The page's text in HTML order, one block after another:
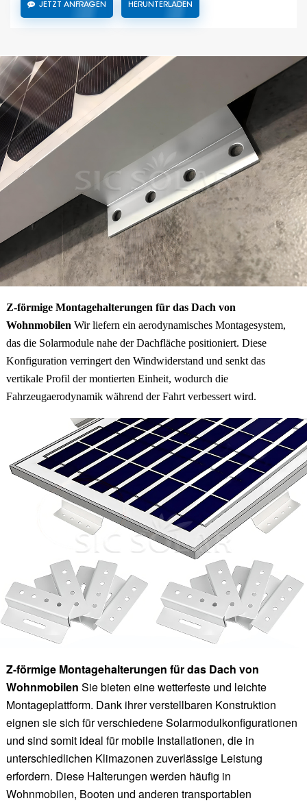
JETZT ANFRAGEN HERUNTERLADEN
Z-förmige Montagehalterungen für das Dach von
Wohnmobilen Wir liefern ein aerodynamisches Montagesystem,
das die Solarmodule nahe der Dachfläche positioniert. Diese
Konfiguration verringert den Windwiderstand und senkt das
vertikale Profil der montierten Einheit, wodurch die
Fahrzeugaerodynamik während der Fahrt verbessert wird.
Z-förmige Montagehalterungen für das Dach von
Wohnmobilen Sie bieten eine wetterfeste und leichte
Montageplattform. Dank ihrer verstellbaren Konstruktion
eignen sie sich für verschiedene Solarmodulkonfigurationen
und sind somit ideal für mobile Installationen, die in
unterschiedlichen Klimazonen zuverlässige Leistung
erfordern. Diese Halterungen werden häufig in
Wohnmobilen, Booten und anderen transportablen